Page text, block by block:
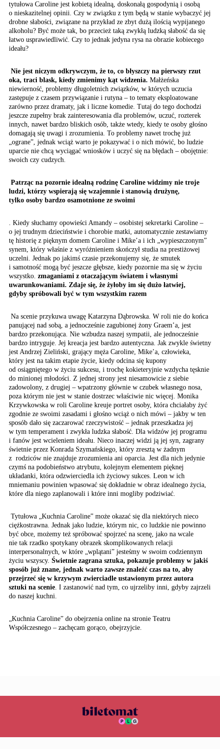
tytułowa Caroline jest kobietą idealną, doskonałą gospodynią i osobą
o nieskazitelnej opinii. Czy w związku z tym będą w stanie wybaczyć jej
drobne słabości, związane na przykład ze zbyt dużą ilością wypijanego
alkoholu? Być może tak, bo przecież taką zwykłą ludzką słabość da się
łatwo usprawiedliwić. Czy to jednak jedyna rysa na obrazie kobiecego
ideału?
Nie jest niczym odkrywczym, że to, co błyszczy na pierwszy rzut
oka, traci blask, kiedy zmienimy kąt widzenia. Małżeńska
niewierność, problemy długoletnich związków, w których uczucia
zastępuje z czasem przywiązanie i rutyna – to tematy eksploatowane
zarówno przez dramaty, jak i liczne komedie. Tutaj do tego dochodzi
jeszcze zupełny brak zainteresowania dla problemów, uczuć, rozterek
innych, nawet bardzo bliskich osób, także wtedy, kiedy te osoby głośno
domagają się uwagi i zrozumienia. To problemy nawet trochę już
„ograne”, jednak wciąż warto je pokazywać i o nich mówić, bo ludzie
uparcie nie chcą wyciągać wniosków i uczyć się na błędach – obojętnie:
swoich czy cudzych.
Patrząc na pozornie idealną rodzinę Caroline widzimy nie troje
ludzi, którzy wspierają się wzajemnie i stanowią drużynę,
tylko osoby bardzo osamotnione ze swoimi
. Kiedy słuchamy opowieści Amandy – osobistej sekretarki Caroline –
o jej trudnym dzieciństwie i chorobie matki, automatycznie zestawiamy
tę historię z pięknym domem Caroline i Mike’a i ich „wypieszczonym”
synem, który właśnie z wyróżnieniem skończył studia na prestiżowej
uczelni. Jednak po jakimś czasie przekonujemy się, że smutek
i samotność mogą być jeszcze głębsze, kiedy pozornie ma się w życiu
wszystko. zmaganiami z otaczającym światem i własnymi
uwarunkowaniami. Zdaje się, że żyłoby im się dużo łatwiej,
gdyby spróbowali być w tym wszystkim razem
Na scenie przykuwa uwagę Katarzyna Dąbrowska. W roli nie do końca
panującej nad sobą, a jednocześnie zagubionej żony Graem’a, jest
bardzo przekonująca. Nie wzbudza naszej sympatii, ale jednocześnie
bardzo intryguje. Jej kreacja jest bardzo autentyczna. Jak zwykle świetny
jest Andrzej Zieliński, grający męża Caroline, Mike’a, człowieka,
który jest na takim etapie życie, kiedy odcina się kupony
od osiągniętego w życiu sukcesu, i trochę kokieteryjnie wzdycha tęsknie
do minionej młodości. Z jednej strony jest niesamowicie z siebie
zadowolony, z drugiej – wpatrzony głównie w czubek własnego nosa,
poza którym nie jest w stanie dostrzec właściwie nic więcej. Monika
Krzywkowska w roli Caroline kreuje portret osoby, która chciałaby żyć
zgodnie ze swoimi zasadami i głośno wciąż o nich mówi – jakby w ten
sposób dało się zaczarować rzeczywistość – jednak przeszkadza jej
w tym temperament i zwykła ludzka słabość. Dla widzów jej programu
i fanów jest wcieleniem ideału. Nieco inaczej widzi ją jej syn, zagrany
świetnie przez Konrada Szymańskiego, który zresztą w żadnym
z rodziców nie znajduje zrozumienia ani oparcia. Jest dla nich jedynie
czymś na podobieństwo atrybutu, kolejnym elementem pięknej
układanki, która odzwierciedla ich życiowy sukces. Leon w ich
mniemaniu powinien wpasować się dokładnie w obraz idealnego życia,
które dla niego zaplanowali i które inni mogliby podziwiać.
Tytułowa „Kuchnia Caroline” może okazać się dla niektórych nieco
ciężkostrawna. Jednak jako ludzie, którym nic, co ludzkie nie powinno
być obce, możemy też spróbować spojrzeć na scenę, jako na wcale
nie tak rzadko spotykany obrazek skomplikowanych relacji
interpersonalnych, w które „wplątani” jesteśmy w swoim codziennym
życiu wszyscy. Świetnie zagrana sztuka, pokazuje problemy w jakiś
sposób już znane, jednak warto zawsze znaleźć czas na to, aby
przejrzeć się w krzywym zwierciadle ustawionym przez autora
sztuki na scenie. I zastanowić nad tym, co ujrzeliby inni, gdyby zajrzeli
do naszej kuchni.
„Kuchnia Caroline” do obejrzenia online na stronie Teatru
Współczesnego – zachęcam gorąco, obejrzyjcie.